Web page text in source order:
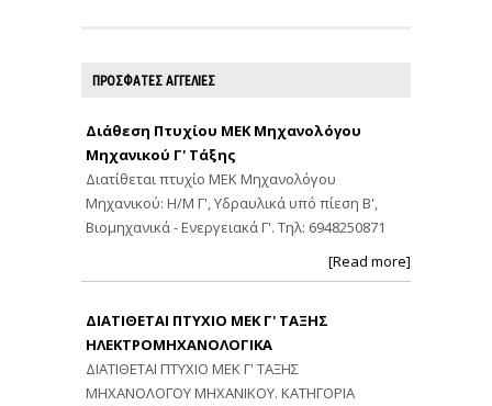
ΠΡΟΣΦΑΤΕΣ ΑΓΓΕΛΙΕΣ
Διάθεση Πτυχίου ΜΕΚ Μηχανολόγου
Μηχανικού Γ' Τάξης
Διατίθεται πτυχίο ΜΕΚ Μηχανολόγου
Μηχανικού: Η/Μ Γ', Υδραυλικά υπό πίεση Β',
Βιομηχανικά - Ενεργειακά Γ'. Τηλ: 6948250871
[Read more]
ΔΙΑΤΙΘΕΤΑΙ ΠΤΥΧΙΟ ΜΕΚ Γ' ΤΑΞΗΣ
ΗΛΕΚΤΡΟΜΗΧΑΝΟΛΟΓΙΚΑ
ΔΙΑΤΙΘΕΤΑΙ ΠΤΥΧΙΟ ΜΕΚ Γ' ΤΑΞΗΣ
ΜΗΧΑΝΟΛΟΓΟΥ ΜΗΧΑΝΙΚΟΥ. ΚΑΤΗΓΟΡΙΑ